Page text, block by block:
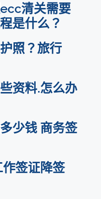
清关需要
是什么？
照？旅行
资料.怎么办
少钱 商务签
签证降签